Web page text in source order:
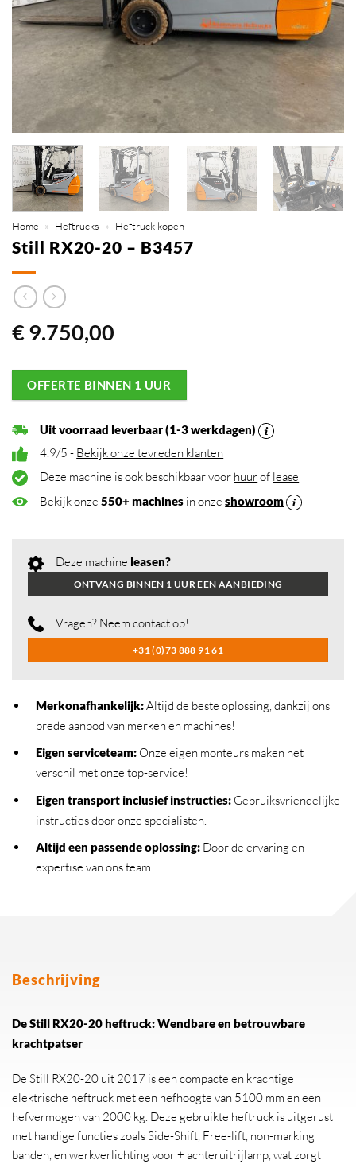
Home » Heftrucks » Heftruck kopen
Still RX20-20 – B3457
€9.750,00
OFFERTE BINNEN 1 UUR
Uit voorraad leverbaar (1-3 werkdagen)
4.9/5 - Bekijk onze tevreden klanten
Deze machine is ook beschikbaar voor huurof lease
Bekijk onze550+ machines in onzeshowroom
Deze machine leasen?
ONTVANG BINNEN 1 UUR EEN AANBIEDING
Vragen? Neem contact op!
+31 (0)73 888 91 61
Merkonafhankelijk:Altijd de beste oplossing, dankzij ons
brede aanbod van merken en machines!
Eigen serviceteam:Onze eigen monteurs maken het
verschil met onze top-service!
Eigen transport inclusief instructies:Gebruiksvriendelijke
instructies door onze specialisten.
Altijd een passende oplossing:Door de ervaring en
expertise van ons team!
Beschrijving
De Still RX20-20 heftruck: Wendbare en betrouwbare
krachtpatser
De Still RX20-20 uit 2017 is een compacte en krachtige
elektrische heftruck met een hefhoogte van 5100 mm en een
hefvermogen van 2000 kg. Deze gebruikte heftruck is uitgerust
met handige functies zoals Side-Shift, Free-lift, non-marking
banden, en werkverlichting voor + achteruitrijlamp, wat zorgt